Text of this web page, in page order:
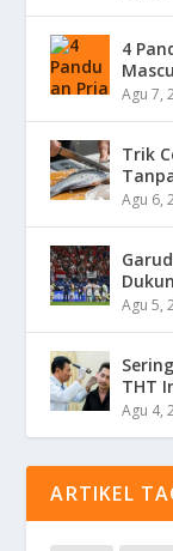
4
Agu 7,
Trik
Agu 6,
Agu 5,
THT
Agu 4,
ARTIKEL